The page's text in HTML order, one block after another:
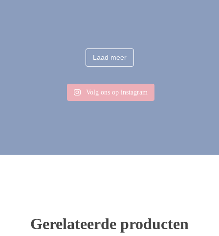
Laad meer
Volg ons op instagram
Gerelateerde producten